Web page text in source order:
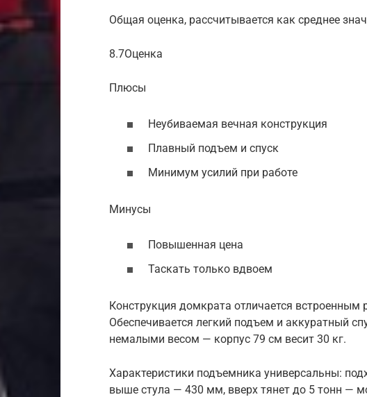
Общая оценка, рассчитывается как среднее
8.7Оценка
Плюсы
Неубиваемая вечная конструкция
Плавный подъем и спуск
Минимум усилий при работе
Минусы
Повышенная цена
Таскать только вдвоем
Конструкция домкрата отличается
Обеспечивается легкий подъем и аккуратный
немалыми весом — корпус 79 см весит 30 кг.
Характеристики подъемника универсальны:
выше стула — 430 мм, вверх тянет до 5 тонн —